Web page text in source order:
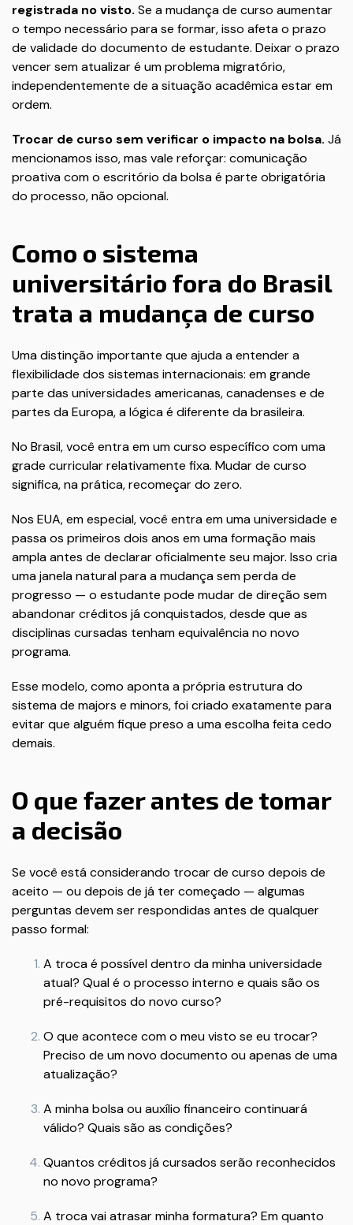
registrada no visto. Se a mudança de curso aumentar
o tempo necessário para se formar, isso afeta o prazo
de validade do documento de estudante. Deixar o prazo
vencer sem atualizar é um problema migratório,
independentemente de a situação acadêmica estar em
ordem.
Trocar de curso sem verificar o impacto na bolsa. Já
mencionamos isso, mas vale reforçar: comunicação
proativa com o escritório da bolsa é parte obrigatória
do processo, não opcional.
Como o sistema
universitário fora do Brasil
trata a mudança de curso
Uma distinção importante que ajuda a entender a
flexibilidade dos sistemas internacionais: em grande
parte das universidades americanas, canadenses e de
partes da Europa, a lógica é diferente da brasileira.
No Brasil, você entra em um curso específico com uma
grade curricular relativamente fixa. Mudar de curso
significa, na prática, recomeçar do zero.
Nos EUA, em especial, você entra em uma universidade e
passa os primeiros dois anos em uma formação mais
ampla antes de declarar oficialmente seu major. Isso cria
uma janela natural para a mudança sem perda de
progresso — o estudante pode mudar de direção sem
abandonar créditos já conquistados, desde que as
disciplinas cursadas tenham equivalência no novo
programa.
Esse modelo, como aponta a própria estrutura do
sistema de majors e minors, foi criado exatamente para
evitar que alguém fique preso a uma escolha feita cedo
demais.
O que fazer antes de tomar
a decisão
Se você está considerando trocar de curso depois de
aceito — ou depois de já ter começado — algumas
perguntas devem ser respondidas antes de qualquer
passo formal:
A troca é possível dentro da minha universidade
atual? Qual é o processo interno e quais são os
pré-requisitos do novo curso?
O que acontece com o meu visto se eu trocar?
Preciso de um novo documento ou apenas de uma
atualização?
A minha bolsa ou auxílio financeiro continuará
válido? Quais são as condições?
Quantos créditos já cursados serão reconhecidos
no novo programa?
A troca vai atrasar minha formatura? Em quanto